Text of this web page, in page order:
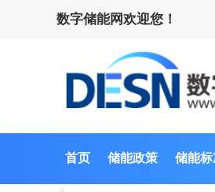
数字储能网欢迎您！
首页 储能政策 储能标